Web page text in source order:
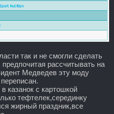
так и не смогли сделать
рассчитывать на
Медведев эту моду
казанок с картошкой
тефтелек,серединку
жирный праздник,все